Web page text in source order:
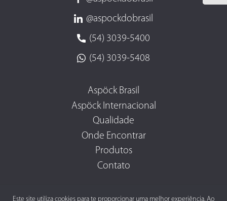
Este site utiliza cookies para te proporcionar uma melhor experiência. Ao
@aspockdobrasil
(54) 3039-5400
(54) 3039-5408
Aspöck Brasil
Aspöck Internacional
Qualidade
Onde Encontrar
Produtos
Contato